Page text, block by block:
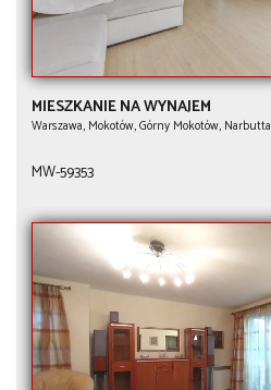
MIESZKANIE NA WYNAJEM
Warszawa, Mokotów, Górny Mokotów, Narbutta
MW-59353